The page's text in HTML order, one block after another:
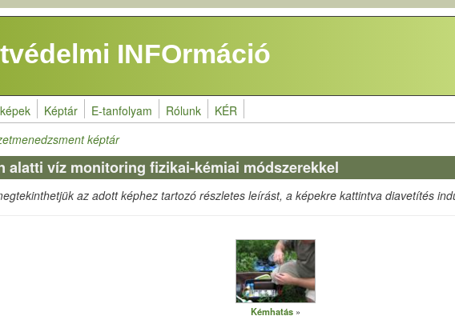
INFOrmáció
Képtár E-tanfolyam Rólunk KÉR
képtár
alatti víz monitoring fizikai-kémiai módszerekkel
az adott képhez tartozó részletes leírást, a képekre kattintva diavetítés
Kémhatás